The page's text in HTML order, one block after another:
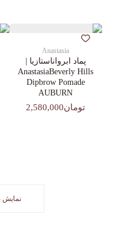
Anastasia
پماد ابرواناستازیا |
AnastasiaBeverly Hills
Dipbrow Pomade
AUBURN
تومان2,580,000
نمایش